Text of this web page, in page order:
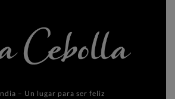
– Un lugar para ser feliz